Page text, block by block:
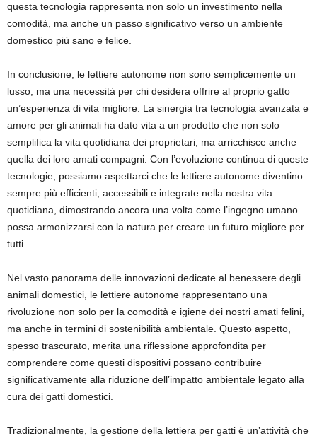
questa tecnologia rappresenta non solo un investimento nella
comodità, ma anche un passo significativo verso un ambiente
domestico più sano e felice.
In conclusione, le lettiere autonome non sono semplicemente un
lusso, ma una necessità per chi desidera offrire al proprio gatto
un’esperienza di vita migliore. La sinergia tra tecnologia avanzata e
amore per gli animali ha dato vita a un prodotto che non solo
semplifica la vita quotidiana dei proprietari, ma arricchisce anche
quella dei loro amati compagni. Con l’evoluzione continua di queste
tecnologie, possiamo aspettarci che le lettiere autonome diventino
sempre più efficienti, accessibili e integrate nella nostra vita
quotidiana, dimostrando ancora una volta come l’ingegno umano
possa armonizzarsi con la natura per creare un futuro migliore per
tutti.
Nel vasto panorama delle innovazioni dedicate al benessere degli
animali domestici, le lettiere autonome rappresentano una
rivoluzione non solo per la comodità e igiene dei nostri amati felini,
ma anche in termini di sostenibilità ambientale. Questo aspetto,
spesso trascurato, merita una riflessione approfondita per
comprendere come questi dispositivi possano contribuire
significativamente alla riduzione dell’impatto ambientale legato alla
cura dei gatti domestici.
Tradizionalmente, la gestione della lettiera per gatti è un’attività che